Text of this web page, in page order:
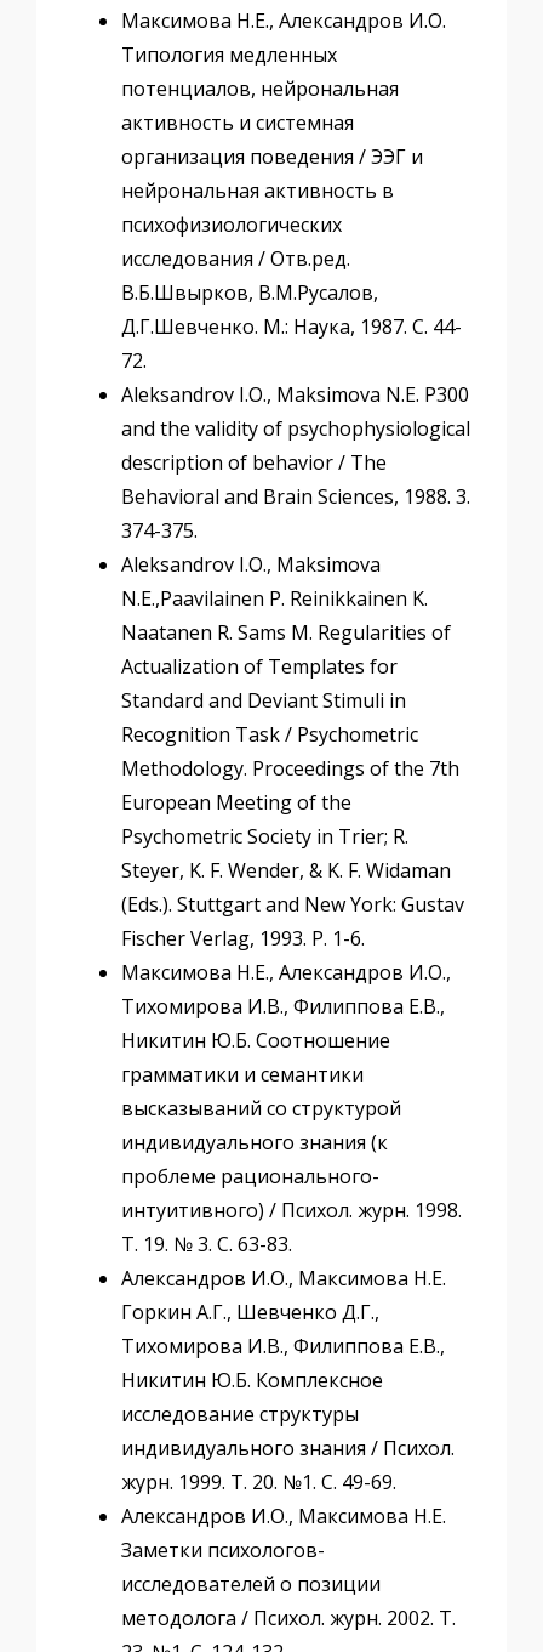
Максимова Н.Е., Александров И.О.
Типология медленных
потенциалов, нейрональная
активность и системная
организация поведения / ЭЭГ и
нейрональная активность в
психофизиологических
исследования / Отв.ред.
В.Б.Швырков, В.М.Русалов,
Д.Г.Шевченко. М.: Наука, 1987. С. 44-
72.
Aleksandrov I.O., Maksimova N.E. P300
and the validity of psychophysiological
description of behavior / The
Behavioral and Brain Sciences, 1988. 3.
374-375.
Aleksandrov I.O., Maksimova
N.E.,Paavilainen P. Reinikkainen K.
Naatanen R. Sams M. Regularities of
Actualization of Templates for
Standard and Deviant Stimuli in
Recognition Task / Psychometric
Methodology. Proceedings of the 7th
European Meeting of the
Psychometric Society in Trier; R.
Steyer, K. F. Wender, & K. F. Widaman
(Eds.). Stuttgart and New York: Gustav
Fischer Verlag, 1993. P. 1-6.
Максимова Н.Е., Александров И.О.,
Тихомирова И.В., Филиппова Е.В.,
Никитин Ю.Б. Соотношение
грамматики и семантики
высказываний со структурой
индивидуального знания (к
проблеме рационального-
интуитивного) / Психол. журн. 1998.
Т. 19. № 3. С. 63-83.
Александров И.О., Максимова Н.Е.
Горкин А.Г., Шевченко Д.Г.,
Тихомирова И.В., Филиппова Е.В.,
Никитин Ю.Б. Комплексное
исследование структуры
индивидуального знания / Психол.
журн. 1999. Т. 20. №1. С. 49-69.
Александров И.О., Максимова Н.Е.
Заметки психологов-
исследователей о позиции
методолога / Психол. журн. 2002. Т.